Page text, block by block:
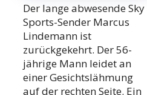
Der lange abwesende Sky
Sports-Sender Marcus
Lindemann ist
zurückgekehrt. Der 56-
jährige Mann leidet an
einer Gesichtslähmung
auf der rechten Seite. Ein